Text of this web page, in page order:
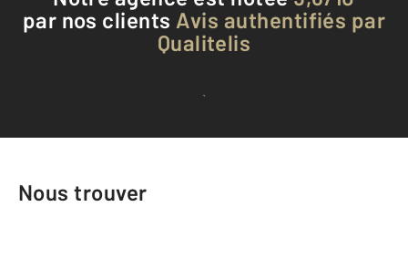
par nos clients Avis authentifiés par
Qualitelis
Voir tous les avis clients
Nous trouver